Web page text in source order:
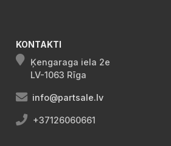
KONTAKTI
Ķengaraga iela 2e
LV-1063 Rīga
info@partsale.lv
+37126060661